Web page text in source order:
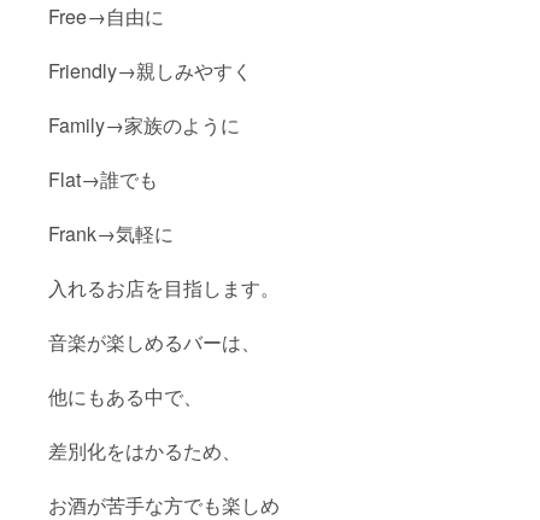
Free→自由に
Friendly→親しみやすく
Family→家族のように
Flat→誰でも
Frank→気軽に
入れるお店を目指します。
音楽が楽しめるバーは、
他にもある中で、
差別化をはかるため、
お酒が苦手な方でも楽しめ